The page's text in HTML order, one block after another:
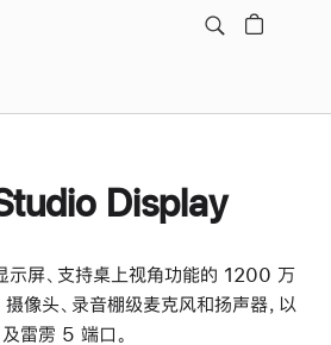
Display
屏、支持桌上视角功能的 1200 万
头、录音棚级麦克风和扬声器，以
及雷雳 5 端口。